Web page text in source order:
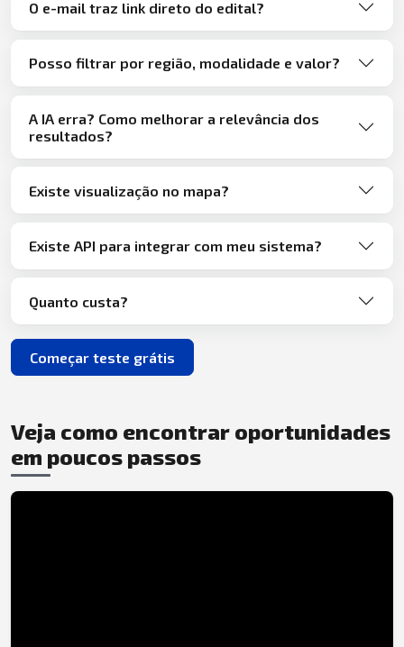
O e-mail traz link direto do edital?
Posso filtrar por região, modalidade e valor?
A IA erra? Como melhorar a relevância dos
resultados?
Existe visualização no mapa?
Existe API para integrar com meu sistema?
Quanto custa?
Começar teste grátis
Veja como encontrar oportunidades
em poucos passos